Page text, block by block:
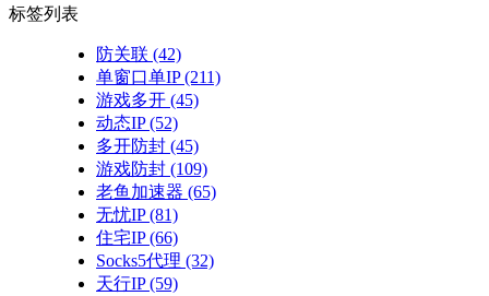
标签列表
防关联 (42)
单窗口单IP(211)
游戏多开 (45)
动态IP(52)
多开防封 (45)
游戏防封 (109)
老鱼加速器 (65)
无忧IP(81)
住宅IP(66)
Socks5代理 (32)
天行IP(59)